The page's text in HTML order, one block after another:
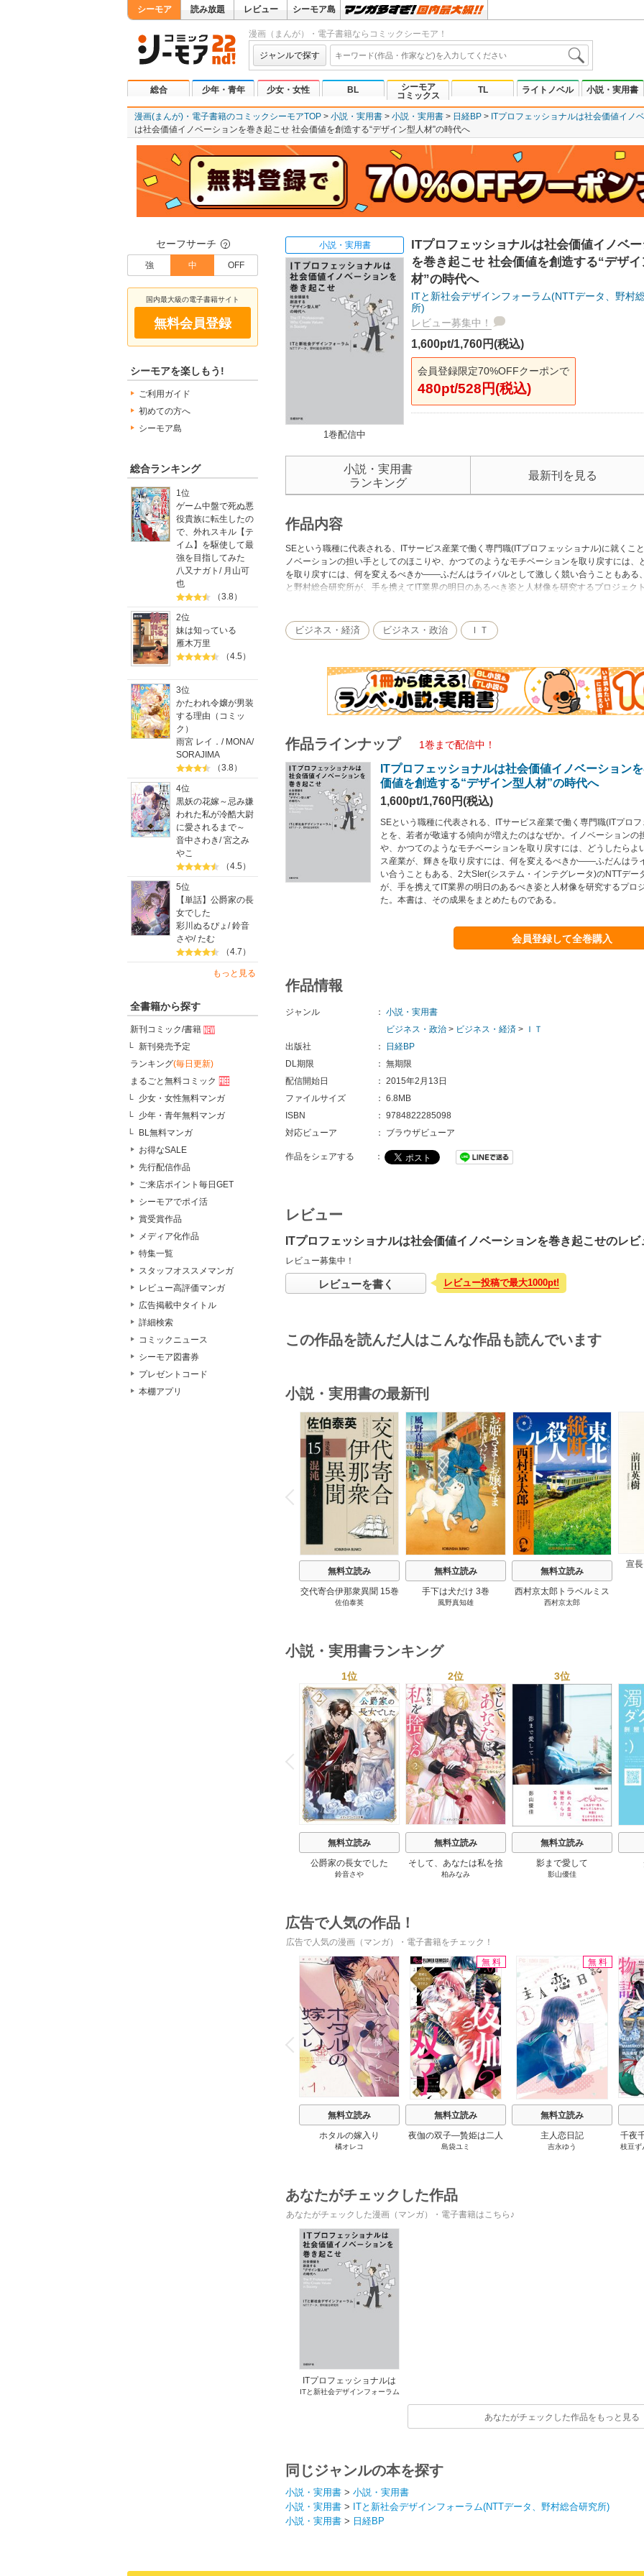
シーモア 読み放題 レビュー シーモア島
漫画（まんが）・電子書籍ならコミックシーモア！
ジャンルで探す
総合 少年・青年 少女・女性 BL
シーモア
コミックス
TL ライトノベル 小説・実用書
漫画(まんが)・電子書籍のコミックシーモアTOP 小説・実用書 小説・実用書 日経BP
ITプロフェッショナルは社会価値イノ
は社会価値イノベーションを巻き起こせ 社会価値を創造する“デザイン型人材”の時代へ
セーフサーチ ？
強 中 OFF
国内最大級の電子書籍サイト
無料会員登録
シーモアを楽しもう!
ご利用ガイド
初めての方へ
シーモア島
総合ランキング
1位
ゲーム中盤で死ぬ悪
役貴族に転生したの
で、外れスキル【テ
イム】を駆使して最
強を目指してみた
八又ナガト / 月山可
也
（3.8）
2位
妹は知っている
雁木万里
（4.5）
3位
かたわれ令嬢が男装
する理由（コミッ
ク）
雨宮 レイ． / MONA/
SORAJIMA
（3.8）
4位
黒妖の花嫁～忌み嫌
われた私が冷酷大尉
に愛されるまで～
音中さわき/宮之み
やこ
（4.5）
5位
【単話】公爵家の長
女でした
彩川ぬるぴょ /鈴音
さや/たむ
（4.7）
もっと見る
全書籍から探す
新刊コミック/書籍
新刊発売予定
ランキング(毎日更新)
まるごと無料コミック
少女・女性無料マンガ
少年・青年無料マンガ
BL無料マンガ
お得なSALE
先行配信作品
ご来店ポイント毎日GET
シーモアでポイ活
賞受賞作品
メディア化作品
特集一覧
スタッフオススメマンガ
レビュー高評価マンガ
広告掲載中タイトル
詳細検索
コミックニュース
シーモア図書券
プレゼントコード
本棚アプリ
小説・実用書
1巻配信中
ITプロフェッショナルは社会価値イノベ
を巻き起こせ 社会価値を創造する“デザ
材”の時代へ
ITと新社会デザインフォーラム(NTTデータ、野村
所)
レビュー募集中！
1,600pt/1,760円(税込)
会員登録限定70%OFFクーポンで
480pt/528円(税込)
小説・実用書
ランキング
最新刊を見る
作品内容
SEという職種に代表される、ITサービス産業で働く専門職(ITプロフェッショナル)に就くこ
ノベーションの担い手としてのほこりや、かつてのようなモチベーションを取り戻すには
を取り戻すには、何を変えるべきか――ふだんはライバルとして激しく競い合うこともある
と野村総合研究所が、手を携えてIT業界の明日のあるべき姿と人材像を研究するプロジェ
ビジネス・経済 ビジネス・政治 ＩＴ
作品ラインナップ 1巻まで配信中！
ITプロフェッショナルは社会価値イノベーション
価値を創造する“デザイン型人材”の時代へ
1,600pt/1,760円(税込)
SEという職種に代表される、ITサービス産業で働く専門職(ITプロ
とを、若者が敬遠する傾向が増えたのはなぜか。イノベーションの
や、かつてのようなモチベーションを取り戻すには、どうしたらよ
ス産業が、輝きを取り戻すには、何を変えるべきか――ふだんはラ
い合うこともある、2大SIer(システム・インテグレータ)のNTTデー
が、手を携えてIT業界の明日のあるべき姿と人材像を研究するプロ
た。本書は、その成果をまとめたものである。
会員登録して全巻購入
作品情報
ジャンル ： 小説・実用書
ビジネス・政治 > ビジネス・経済 > ＩＴ
出版社
：
日経BP
DL期限
： 無期限
配信開始日
： 2015年2月13日
ファイルサイズ
： 6.8MB
ISBN
： 9784822285098
対応ビューア
： ブラウザビューア
作品をシェアする ：
レビュー
ITプロフェッショナルは社会価値イノベーションを巻き起こせのレビ
レビュー募集中！
レビューを書く レビュー投稿で最大1000pt!
この作品を読んだ人はこんな作品も読んでいます
小説・実用書の最新刊
P
r
e
i
o
u
s
無料立読み
交代寄合伊那衆異聞 15巻
佐伯泰英
無料立読み
手下は犬だけ 3巻
風野真知雄
無料立読み
西村京太郎トラベルミス
テリー・セレクション 2
西村京太郎
宣
小説・実用書ランキング
P
r
e
v
i
o
u
s
1位
無料立読み
公爵家の長女でした
鈴音さや
2位
無料立読み
そして、あなたは私を捨
てる
柏みなみ
3位
無料立読み
影まで愛して
影山優佳
広告で人気の作品！
広告で人気の漫画（マンガ）・電子書籍をチェック！
P
r
e
v
i
o
u
s
無料立読み
ホタルの嫁入り
橘オレコ
無料
無料立読み
夜伽の双子―贄姫は二人
の王子に愛される―
島袋ユミ
無料
無料立読み
主人恋日記
吉永ゆう
千夜
です
枝豆ず
あなたがチェックした作品
あなたがチェックした漫画（マンガ）・電子書籍はこちら♪
ITプロフェッショナルは
社会価値イノベーション
ITと新社会デザインフォーラム
あなたがチェックした作品をもっと見る
同じジャンルの本を探す
小説・実用書 > 小説・実用書
小説・実用書 > ITと新社会デザインフォーラム(NTTデータ、野村総合研究所)
小説・実用書 > 日経BP